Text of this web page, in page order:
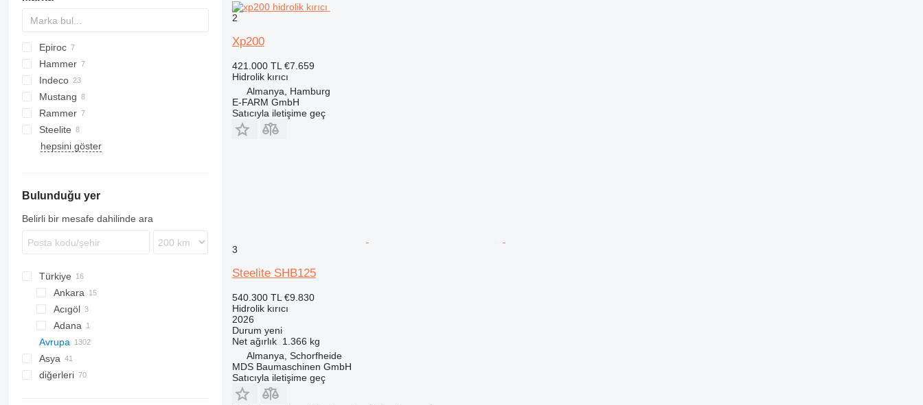
diğer delme aletleri
CK
Epiroc
MB
SB
Hammer
HM
HS
XL
HX
Indeco
HP
HM
Mustang
HM
SB
Rammer
3288
Steelite
hepsini göster
Bulunduğu yer
Belirli bir mesafe dahilinde ara
Türkiye
Ankara
Acıgöl
Adana
Avrupa
Romanya
Almanya
Asya
Çin
diğerleri
2
Xp200
421.000 TL €7.659
Hidrolik kırıcı
Almanya, Hamburg
E-FARM GmbH
Satıcıyla iletişime geç
3
Steelite SHB125
540.300 TL €9.830
Hidrolik kırıcı
2026
Durum yeni
Net ağırlık 1.366 kg
Almanya, Schorfheide
MDS Baumaschinen GmbH
Satıcıyla iletişime geç